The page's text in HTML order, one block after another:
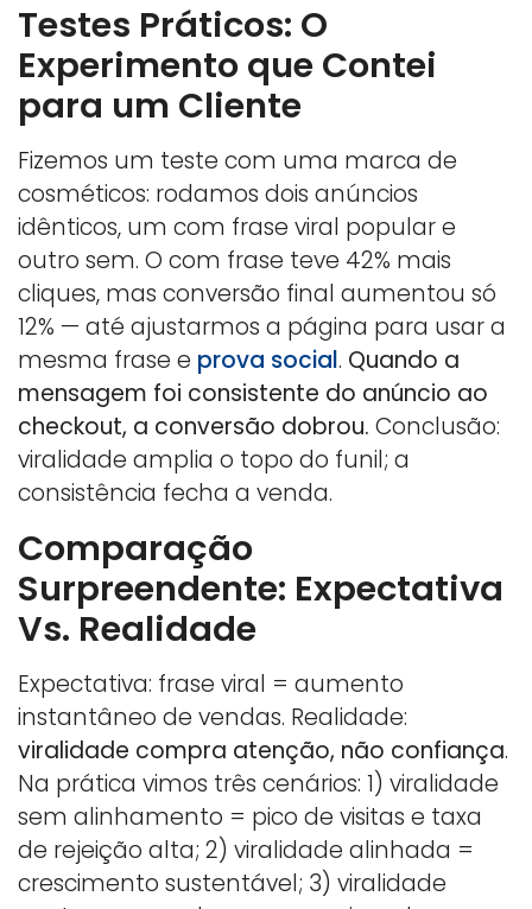
Testes Práticos: O
Experimento que Contei
para um Cliente
Fizemos um teste com uma marca de
cosméticos: rodamos dois anúncios
idênticos, um com frase viral popular e
outro sem. O com frase teve 42% mais
cliques, mas conversão final aumentou só
12% — até ajustarmos a página para usar a
mesma frase e prova social. Quando a
mensagem foi consistente do anúncio ao
checkout, a conversão dobrou. Conclusão:
viralidade amplia o topo do funil; a
consistência fecha a venda.
Comparação
Surpreendente: Expectativa
Vs. Realidade
Expectativa: frase viral = aumento
instantâneo de vendas. Realidade:
viralidade compra atenção, não confiança.
Na prática vimos três cenários: 1) viralidade
sem alinhamento = pico de visitas e taxa
de rejeição alta; 2) viralidade alinhada =
crescimento sustentável; 3) viralidade